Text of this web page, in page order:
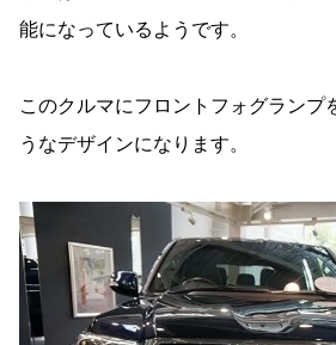
能になっているようです。
このクルマにフロントフォグランプ
うなデザインになります。